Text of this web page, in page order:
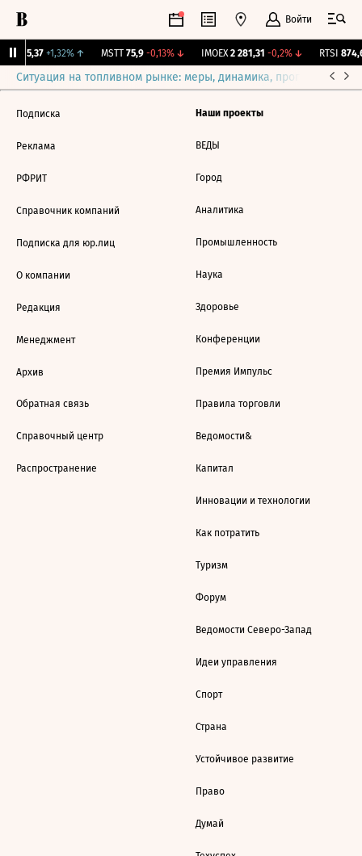
Войти
15,37 +1,32%↑ MSTT 75,9 -0,13%↓ IMOEX 2 281,31 -0,2%↓ RTSI
Ситуация на топливном рынке: меры, динамика, прогнозы
Подписка
Реклама
РФРИТ
Справочник компаний
Подписка для юр.лиц
О компании
Редакция
Менеджмент
Архив
Обратная связь
Справочный центр
Распространение
Наши проекты
ВЕДЫ
Город
Аналитика
Промышленность
Наука
Здоровье
Конференции
Премия Импульс
Правила торговли
Ведомости&
Капитал
Инновации и технологии
Как потратить
Туризм
Форум
Ведомости Северо-Запад
Идеи управления
Спорт
Страна
Устойчивое развитие
Право
Думай